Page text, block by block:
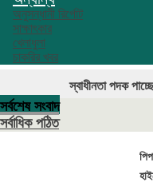
অনুসন্ধানী রির্পোট
সাক্ষাৎকার
খেলাধুলা
চাকরির খবর
স্বাধীনতা পদক
সর্বশেষ সংবাদ
সর্বাধিক পঠিত